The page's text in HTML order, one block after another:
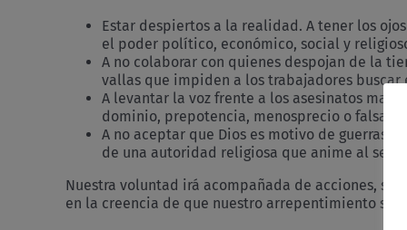
Estar despiertos a la realidad. A tener los
el poder político, económico, social y
A no colaborar con quienes despojan de la
vallas que impiden a los trabajadores
A levantar la voz frente a los asesinatos
dominio, prepotencia, menosprecio o falsa
A no aceptar que Dios es motivo de guerras
de una autoridad religiosa que anime al ser
Nuestra voluntad irá acompañada de acciones,
en la creencia de que nuestro arrepentimiento